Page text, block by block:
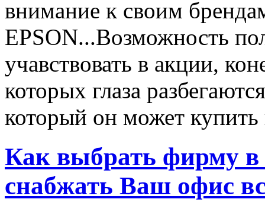
внимание к своим
EPSON...Возможность
учавствовать в акции,
которых глаза
который он может купить
Как выбрать фирму в
снабжать Ваш офис